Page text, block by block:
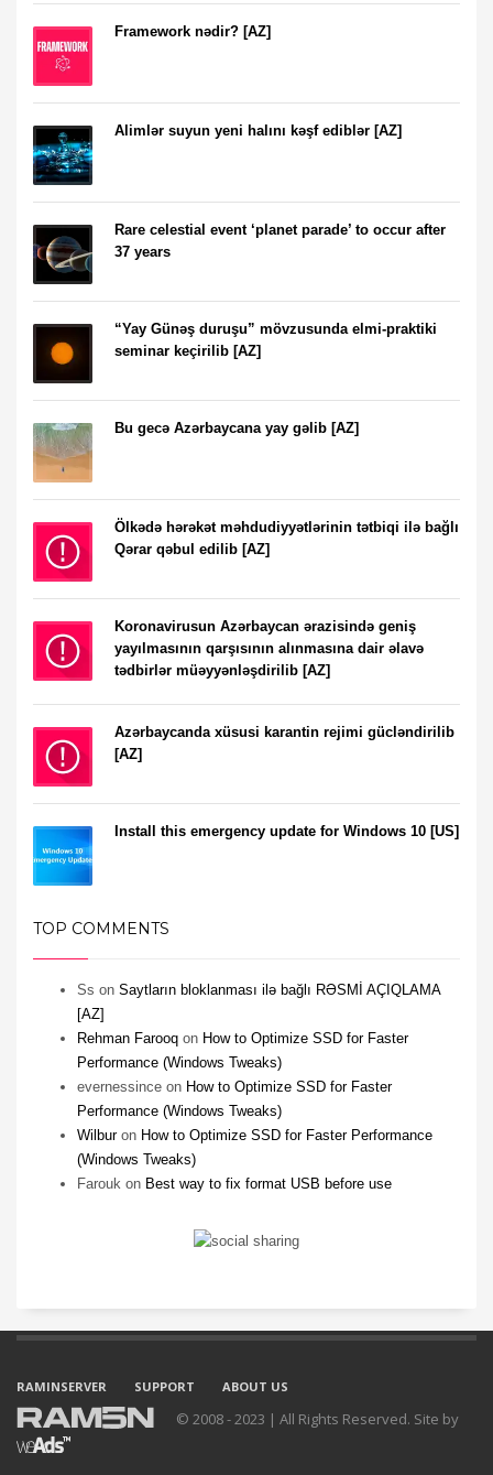
Framework nədir? [AZ]
Alimlər suyun yeni halını kəşf ediblər [AZ]
Rare celestial event ‘planet parade’ to occur after
37 years
“Yay Günəş duruşu” mövzusunda elmi-praktiki
seminar keçirilib [AZ]
Bu gecə Azərbaycana yay gəlib [AZ]
Ölkədə hərəkət məhdudiyyətlərinin tətbiqi ilə bağlı
Qərar qəbul edilib [AZ]
Koronavirusun Azərbaycan ərazisində geniş
yayılmasının qarşısının alınmasına dair əlavə
tədbirlər müəyyənləşdirilib [AZ]
Azərbaycanda xüsusi karantin rejimi gücləndirilib
[AZ]
Install this emergency update for Windows 10 [US]
TOP COMMENTS
Ss on Saytların bloklanması ilə bağlı RƏSMİ AÇIQLAMA
[AZ]
Rehman Farooq on How to Optimize SSD for Faster
Performance (Windows Tweaks)
evernessince on How to Optimize SSD for Faster
Performance (Windows Tweaks)
Wilburon How to Optimize SSD for Faster Performance
(Windows Tweaks)
Farouk on Best way to fix format USB before use
RAMINSERVER SUPPORT ABOUT US
© 2008 - 2023 | All Rights Reserved. Site by